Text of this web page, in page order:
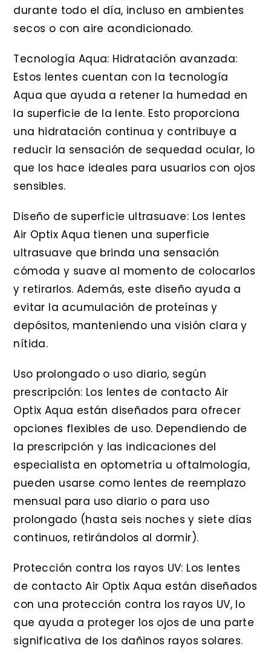
durante todo el día, incluso en ambientes
secos o con aire acondicionado.
Tecnología Aqua: Hidratación avanzada:
Estos lentes cuentan con la tecnología
Aqua que ayuda a retener la humedad en
la superficie de la lente. Esto proporciona
una hidratación continua y contribuye a
reducir la sensación de sequedad ocular, lo
que los hace ideales para usuarios con ojos
sensibles.
Diseño de superficie ultrasuave: Los lentes
Air Optix Aqua tienen una superficie
ultrasuave que brinda una sensación
cómoda y suave al momento de colocarlos
y retirarlos. Además, este diseño ayuda a
evitar la acumulación de proteínas y
depósitos, manteniendo una visión clara y
nítida.
Uso prolongado o uso diario, según
prescripción: Los lentes de contacto Air
Optix Aqua están diseñados para ofrecer
opciones flexibles de uso. Dependiendo de
la prescripción y las indicaciones del
especialista en optometría u oftalmología,
pueden usarse como lentes de reemplazo
mensual para uso diario o para uso
prolongado (hasta seis noches y siete días
continuos, retirándolos al dormir).
Protección contra los rayos UV: Los lentes
de contacto Air Optix Aqua están diseñados
con una protección contra los rayos UV, lo
que ayuda a proteger los ojos de una parte
significativa de los dañinos rayos solares.